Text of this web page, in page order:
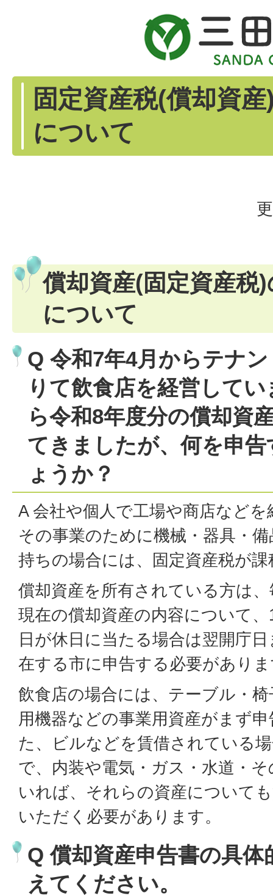
固定資産税(償却資
について
償却資産(固定資産税
について
Q 令和7年4月からテナ
りて飲食店を経営して
ら令和8年度分の償却資
てきましたが、何を申
ょうか？
A 会社や個人で工場や商店など
その事業のために機械・器具・
持ちの場合には、固定資産税が
償却資産を所有されている方は
現在の償却資産の内容について
日が休日に当たる場合は翌開庁
在する市に申告する必要があり
飲食店の場合には、テーブル・
用機器などの事業用資産がまず
た、ビルなどを賃借されている
で、内装や電気・ガス・水道・
いれば、それらの資産について
いただく必要があります。
Q 償却資産申告書の具体
えてください。